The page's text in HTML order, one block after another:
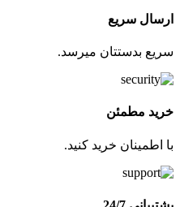
ارسال سریع
سریع بدستتان میرسد.
خرید مطمئن
با اطمینان خرید کنید.